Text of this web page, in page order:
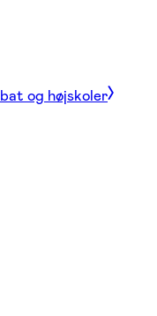
og højskoler